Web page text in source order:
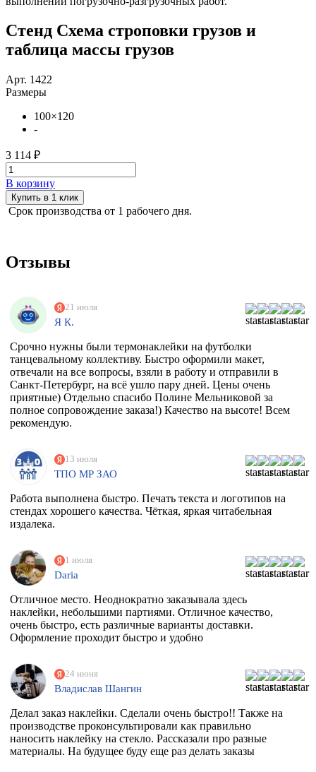
Стенд Схема строповки грузов и
таблица массы грузов
Арт. 1422
Размеры
100×120
-
3 114 ₽
В корзину
Купить в 1 клик
Срок производства от 1 рабочего дня.
Отзывы
21 июля
Я К.
Срочно нужны были термонаклейки на футболки
танцевальному коллективу. Быстро оформили макет,
отвечали на все вопросы, взяли в работу и отправили в
Санкт-Петербург, на всё ушло пару дней. Цены очень
приятные) Отдельно спасибо Полине Мельниковой за
полное сопровождение заказа!) Качество на высоте! Всем
рекомендую.
13 июля
ТПО МР ЗАО
Работа выполнена быстро. Печать текста и логотипов на
стендах хорошего качества. Чёткая, яркая читабельная
издалека.
1 июля
Daria
Отличное место. Неоднократно заказывала здесь
наклейки, небольшими партиями. Отличное качество,
очень быстро, есть различные варианты доставки.
Оформление проходит быстро и удобно
24 июня
Владислав Шангин
Делал заказ наклейки. Сделали очень быстро!! Также на
производстве проконсультировали как правильно
наносить наклейку на стекло. Рассказали про разные
материалы. На будущее буду еще раз делать заказы